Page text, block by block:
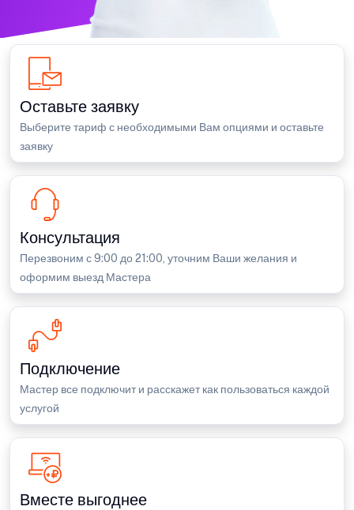
Оставьте заявку
Выберите тариф с необходимыми Вам опциями и оставьте
заявку
Консультация
Перезвоним с 9:00 до 21:00, уточним Ваши желания и
оформим выезд Мастера
Подключение
Мастер все подключит и расскажет как пользоваться каждой
услугой
Вместе выгоднее